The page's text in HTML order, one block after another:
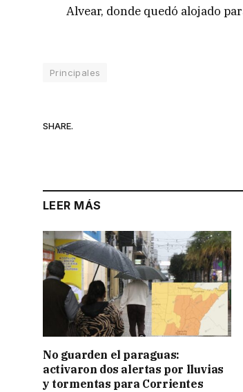
Alvear, donde quedó alojado
Principales
SHARE.
LEER MÁS
No guarden el paraguas:
activaron dos alertas por lluvias
y tormentas para Corrientes